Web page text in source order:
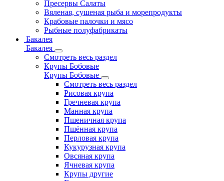
Пресервы Салаты
Вяленая, сушеная рыба и морепродукты
Крабовые палочки и мясо
Рыбные полуфабрикаты
Бакалея
Бакалея
Смотреть весь раздел
Крупы Бобовые
Крупы Бобовые
Смотреть весь раздел
Рисовая крупа
Гречневая крупа
Манная крупа
Пшеничная крупа
Пшённая крупа
Перловая крупа
Кукурузная крупа
Овсяная крупа
Ячневая крупа
Крупы другие